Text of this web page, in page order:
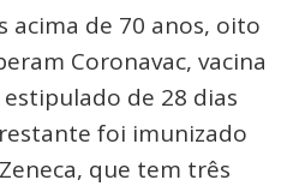
acima de 70 anos, oito
Coronavac, vacina
de 28 dias
foi imunizado
que tem três